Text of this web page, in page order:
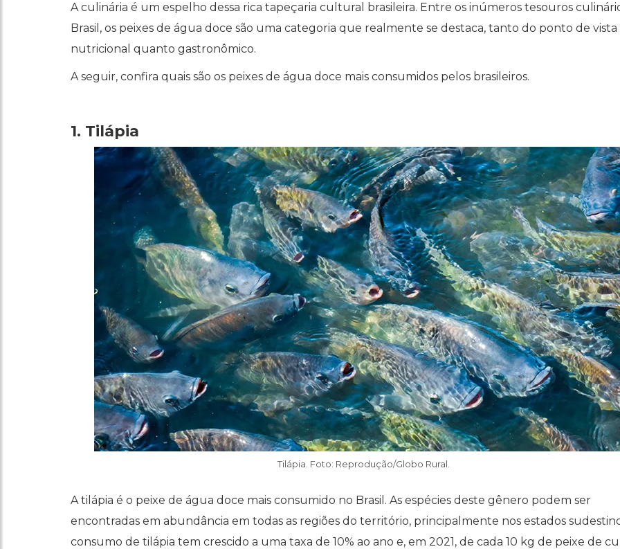
A culinária é um espelho dessa rica tapeçaria cultural brasileira. Entre os inúmeros tesouros
Brasil, os peixes de água doce são uma categoria que realmente se destaca, tanto do ponto de vista
nutricional quanto gastronômico.
A seguir, confira quais são os peixes de água doce mais consumidos pelos brasileiros.
1. Tilápia
Tilápia. Foto: Reprodução/Globo Rural.
A tilápia é o peixe de água doce mais consumido no Brasil. As espécies deste gênero podem ser
encontradas em abundância em todas as regiões do território, principalmente nos estados
consumo de tilápia tem crescido a uma taxa de 10% ao ano e, em 2021, de cada 10 kg de peixe de